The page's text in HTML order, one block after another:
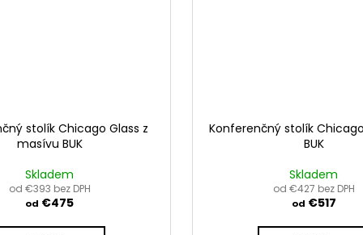
stolík Chicago Glass z
masívu BUK
Skladem
od €393 bez DPH
od €475
Konferenčný stolík
BUK
Skladem
od €427 bez DPH
od €517